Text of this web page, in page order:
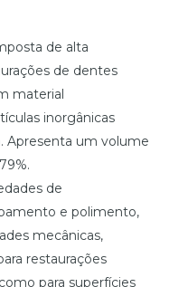
de alta
de dentes
material
inorgânicas
Apresenta um volume
de
e polimento,
mecânicas,
restaurações
para superfícies